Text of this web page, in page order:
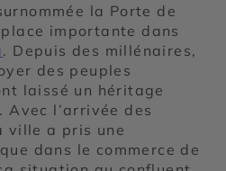
la Porte de
place importante dans
. Depuis des millénaires,
des peuples
laissé un héritage
l’arrivée des
ville a pris une
dans le commerce de